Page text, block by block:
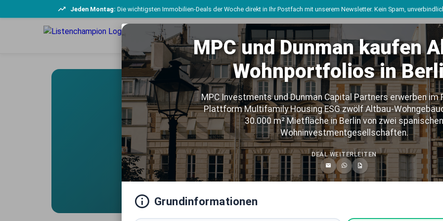
Jeden Montag: Die wichtigsten Immobilien-Deals der Woche direkt in Ihr Postfach mit unserem Newsletter. Kein Spam,
Live Marktdaten
Deutschlands führende
Immobilientransaktions-
Exklusive Einblicke in die wichtigsten Immobiliendeals ab 2025. Umfassend
vom erfahrenen Listenchampion.de Team, täglich aktualisiert, kostenlos
1033 430+ 641+
MPC und Dunman kaufen
Wohnportfolios in
MPC Investments und Dunman Capital Partners erwerben im
Plattform Multifamily Housing ESG zwölf Altbau-
30.000 m² Mietfläche in Berlin von zwei spanischen
Wohninvestmentgesellschaften.
DEAL WEITERLEITEN
Grundinformationen